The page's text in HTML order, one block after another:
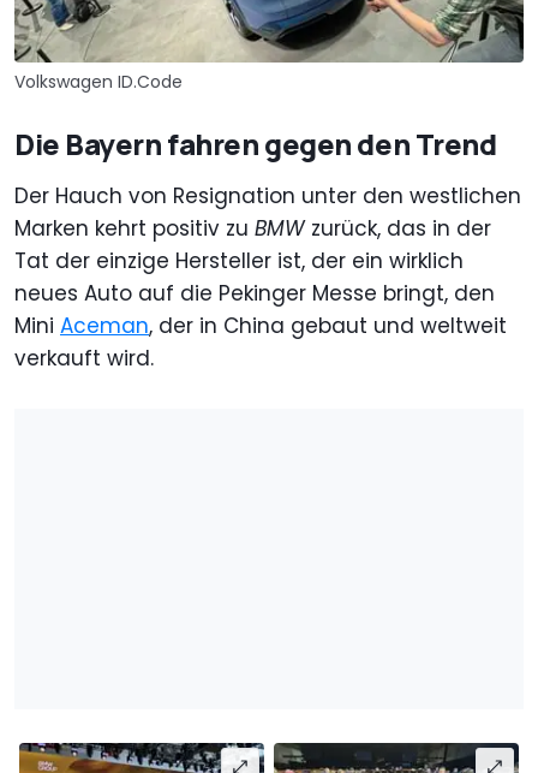
Volkswagen ID.Code
Die Bayern fahren gegen den Trend
Der Hauch von Resignation unter den westlichen
Marken kehrt positiv zu BMWzurück, das in der
Tat der einzige Hersteller ist, der ein wirklich
neues Auto auf die Pekinger Messe bringt, den
Mini Aceman, der in China gebaut und weltweit
verkauft wird.